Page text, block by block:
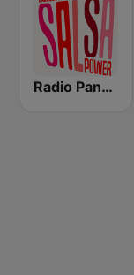
Radio Panamericana - Salsa Power